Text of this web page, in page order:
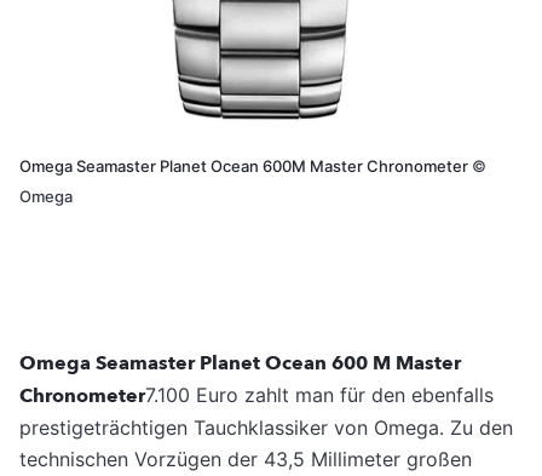
Omega Seamaster Planet Ocean 600M Master Chronometer ©
Omega
Omega Seamaster Planet Ocean 600 M Master
Chronometer7.100 Euro zahlt man für den ebenfalls
prestigeträchtigen Tauchklassiker von Omega. Zu den
technischen Vorzügen der 43,5 Millimeter großen